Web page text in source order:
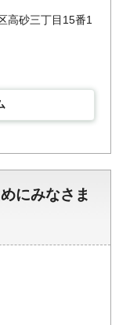
高砂三丁目15番1
にみなさま